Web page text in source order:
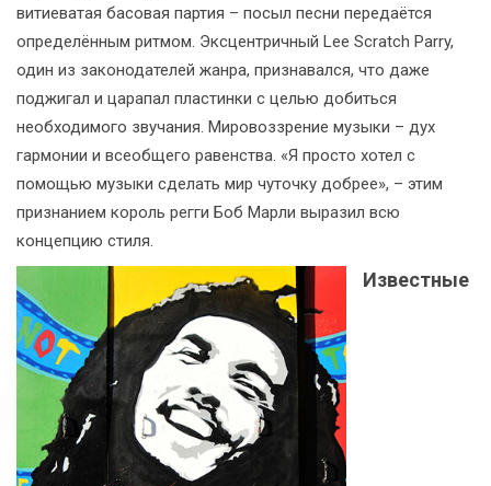
витиеватая басовая партия – посыл песни передаётся
определённым ритмом. Эксцентричный Lee Scratch Parry,
один из законодателей жанра, признавался, что даже
поджигал и царапал пластинки с целью добиться
необходимого звучания. Мировоззрение музыки – дух
гармонии и всеобщего равенства. «Я просто хотел с
помощью музыки сделать мир чуточку добрее», – этим
признанием король регги Боб Марли выразил всю
концепцию стиля.
Известные